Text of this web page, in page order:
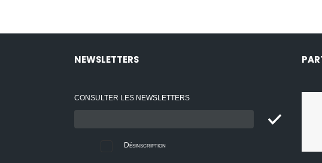
NEWSLETTERS
CONSULTER LES NEWSLETTERS
:
Désinscription